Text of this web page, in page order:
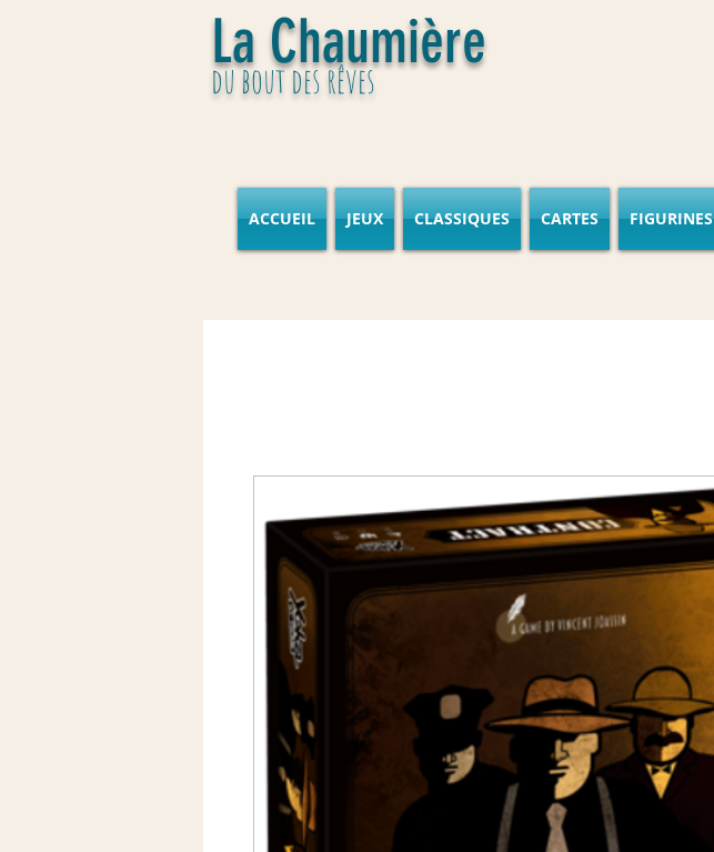
La Chaumière
du bout des rêves
ACCUEIL JEUX CLASSIQUES CARTES FIGURINES